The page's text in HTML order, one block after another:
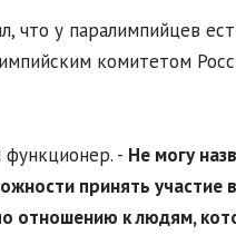
что у паралимпийцев
комитетом
- Не могу
принять участие
отношению к людям,